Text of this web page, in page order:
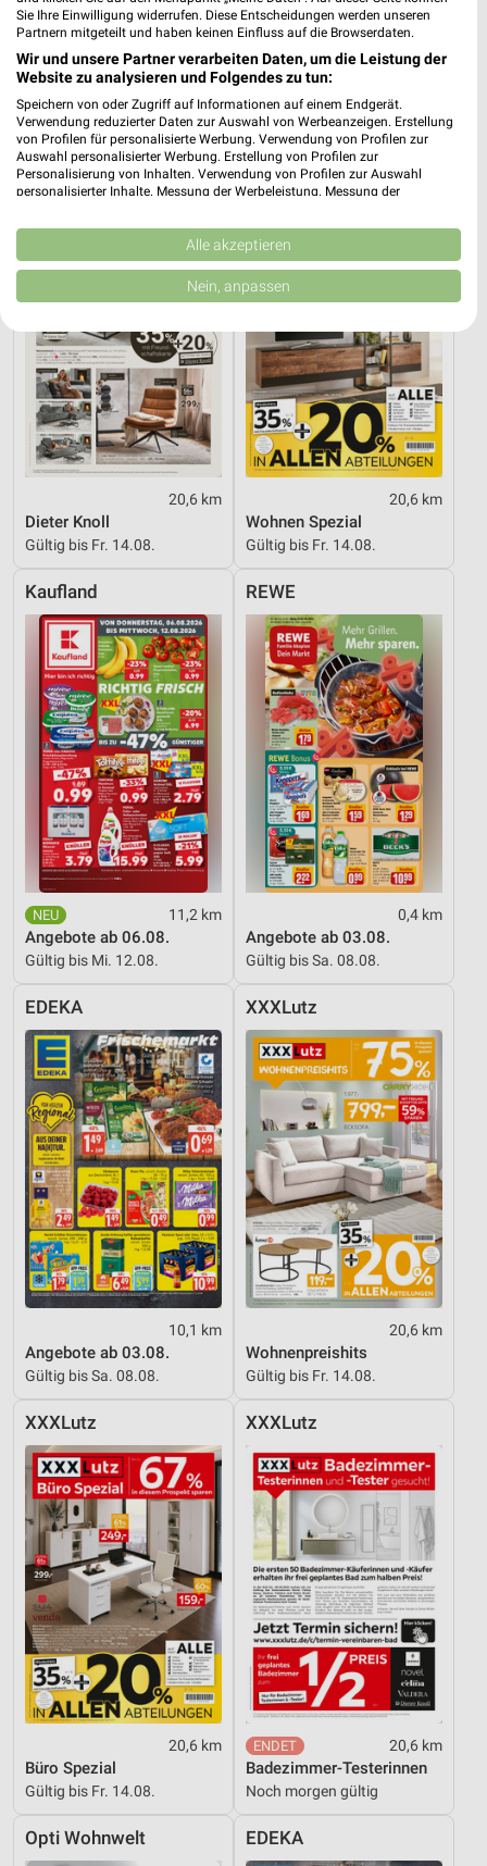
0,7 km
Angebote ab 03.08.
Gültig bis Sa. 08.08.
Angebote ab 01.08.
Noch morgen gültig
XXXLutz
20,6 km
Dieter Knoll
Gültig bis Fr. 14.08.
XXXLutz
20,6 km
Wohnen Spezial
Gültig bis Fr. 14.08.
Kaufland
11,2 km
Angebote ab 06.08.
Gültig bis Mi. 12.08.
REWE
0,4 km
Angebote ab 03.08.
Gültig bis Sa. 08.08.
EDEKA
10,1 km
Angebote ab 03.08.
Gültig bis Sa. 08.08.
XXXLutz
20,6 km
Wohnenpreishits
Gültig bis Fr. 14.08.
XXXLutz
20,6 km
Büro Spezial
Gültig bis Fr. 14.08.
XXXLutz
20,6 km
Badezimmer-Testerinnen
Noch morgen gültig
Opti Wohnwelt EDEKA
Sie Ihre Einwilligung widerrufen. Diese Entscheidungen werden unseren
Partnern mitgeteilt und haben keinen Einfluss auf die Browserdaten.
Wir und unsere Partner verarbeiten Daten, um die Leistung der
Website zu analysieren und Folgendes zu tun:
Speichern von oder Zugriff auf Informationen auf einem Endgerät.
Verwendung reduzierter Daten zur Auswahl von Werbeanzeigen. Erstellung
von Profilen für personalisierte Werbung. Verwendung von Profilen zur
Auswahl personalisierter Werbung. Erstellung von Profilen zur
Personalisierung von Inhalten. Verwendung von Profilen zur Auswahl
personalisierter Inhalte. Messung der Werbeleistung. Messung der
Kombinationen von Daten aus verschiedenen Quellen. Entwicklung und
Verbesserung der Angebote. Verwendung reduzierter Daten zur Auswahl
von Inhalten.
Daten können außerhalb der Europäischen Union weitergegeben und in die
USA gesendet werden.
Website/App.
Partnerliste anzeigen (1 IAB-Anbieter)
Wir nutzen Ihre Daten für folgende Zwecke:
IAB-Verarbeitungszwecke:
Speichern von oder Zugriff auf Informationen
auf einem Endgerät
Verwendung reduzierter Daten zur Auswahl von
Werbeanzeigen
Werbung
Verwendung von Profilen zur Auswahl
personalisierter Werbung
Erstellung von Profilen zur Personalisierung
von Inhalten
Verwendung von Profilen zur Auswahl
personalisierter Inhalte
Messung der Werbeleistung
Messung der Performance von Inhalten
Analyse von Zielgruppen durch Statistiken oder
Kombinationen von Daten aus verschiedenen
Quellen
Entwicklung und Verbesserung der Angebote
Verwendung reduzierter Daten zur Auswahl von
Inhalten
IAB-Besonderheiten:
Verwendung genauer Standortdaten
Geräte anhand von aktiv angeforderten
Informationen identifizieren
Nicht-IAB-Verarbeitungszwecke:
Notwendig
Performance
Funktional
Alle akzeptieren
Nein, anpassen